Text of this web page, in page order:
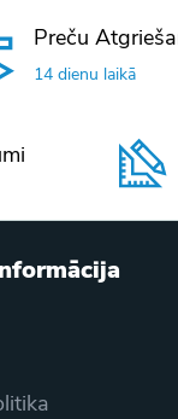
Preču
14 dienu laikā